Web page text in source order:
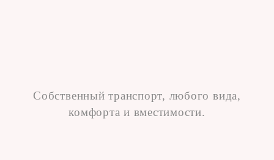
Собственный транспорт, любого вида,
комфорта и вместимости.